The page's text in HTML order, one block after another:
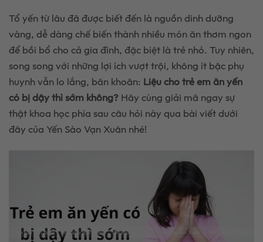
Tổ yến từ lâu đã được biết đến là nguồn dinh dưỡng
vàng, dễ dàng chế biến thành nhiều món ăn thơm ngon
để bồi bổ cho cả gia đình, đặc biệt là trẻ nhỏ. Tuy nhiên,
song song với những lợi ích vượt trội, không ít bậc phụ
huynh vẫn lo lắng, băn khoăn: Liệu cho trẻ em ăn yến
có bị dậy thì sớm không? Hãy cùng giải mã ngay sự
thật khoa học phía sau câu hỏi này qua bài viết dưới
đây của Yến Sào Vạn Xuân nhé!